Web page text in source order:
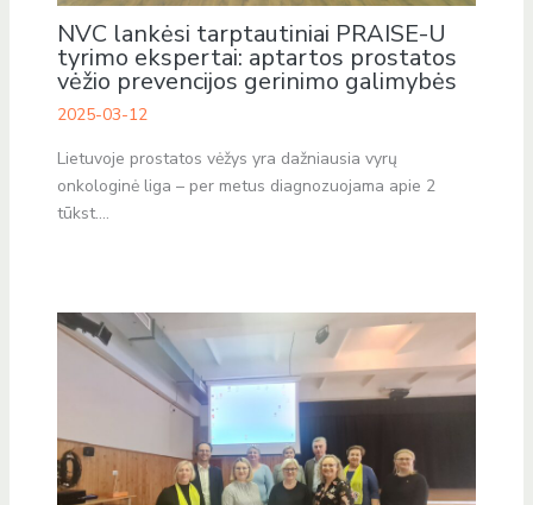
NVC lankėsi tarptautiniai PRAISE-U
tyrimo ekspertai: aptartos prostatos
vėžio prevencijos gerinimo galimybės
2025-03-12
Lietuvoje prostatos vėžys yra dažniausia vyrų
onkologinė liga – per metus diagnozuojama apie 2
tūkst.…